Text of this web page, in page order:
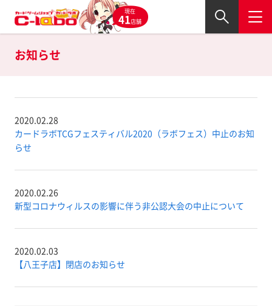
現在
41店舗
お知らせ
2020.02.28
カードラボTCGフェスティバル2020（ラボフェス）中止のお知
らせ
2020.02.26
新型コロナウィルスの影響に伴う非公認大会の中止について
2020.02.03
【八王子店】閉店のお知らせ